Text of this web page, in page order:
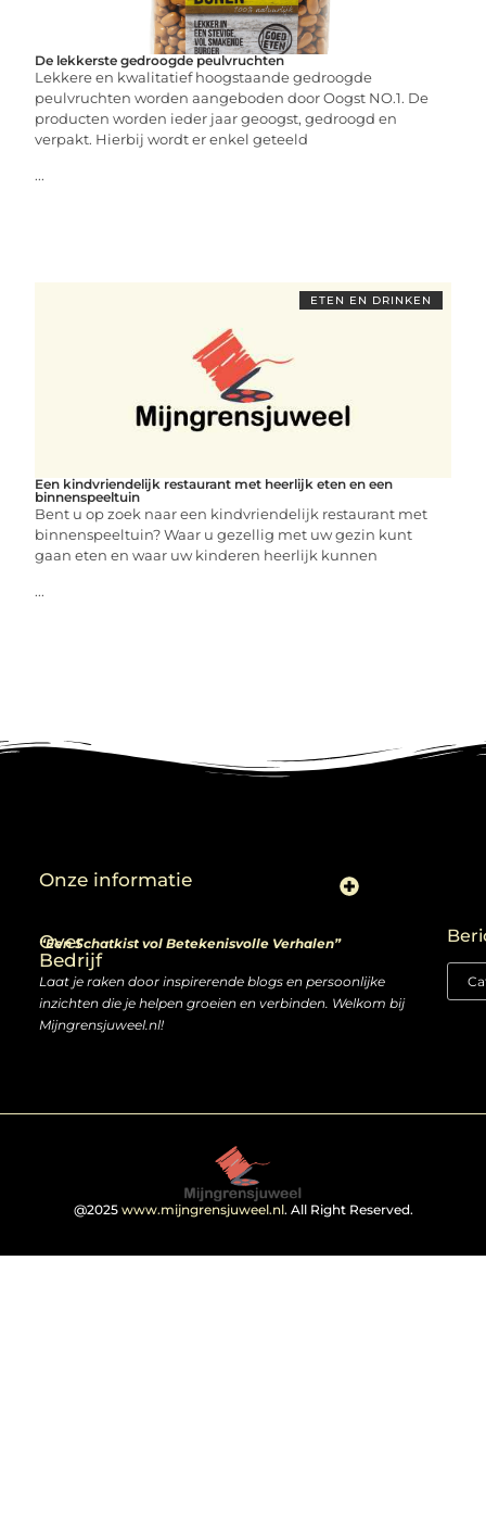
De lekkerste gedroogde peulvruchten
Lekkere en kwalitatief hoogstaande gedroogde
peulvruchten worden aangeboden door Oogst NO.1. De
producten worden ieder jaar geoogst, gedroogd en
verpakt. Hierbij wordt er enkel geteeld
...
ETEN EN DRINKEN
Een kindvriendelijk restaurant met heerlijk eten en een
binnenspeeltuin
Bent u op zoek naar een kindvriendelijk restaurant met
binnenspeeltuin? Waar u gezellig met uw gezin kunt
gaan eten en waar uw kinderen heerlijk kunnen
...
Over
Bedrijf
“Een Schatkist vol Betekenisvolle Verhalen”
Laat je raken door inspirerende blogs en persoonlijke
inzichten die je helpen groeien en verbinden. Welkom bij
Mijngrensjuweel.nl!
Onze informatie
@2025 www.mijngrensjuweel.nl. All Right Reserved.